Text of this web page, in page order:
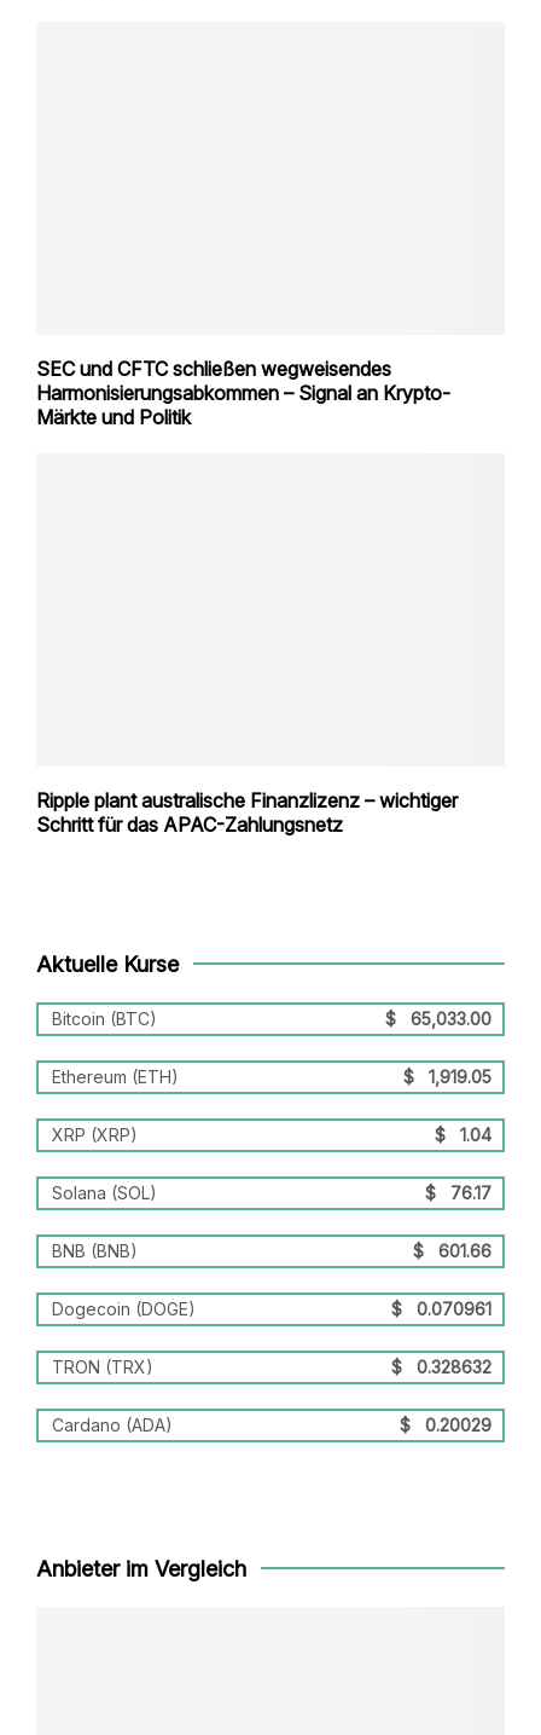
SEC und CFTC schließen wegweisendes
Harmonisierungsabkommen – Signal an Krypto-
Märkte und Politik
Ripple plant australische Finanzlizenz – wichtiger
Schritt für das APAC-Zahlungsnetz
Aktuelle Kurse
Bitcoin (BTC) $ 65,033.00
Ethereum (ETH) $ 1,919.05
XRP (XRP) $ 1.04
Solana (SOL) $ 76.17
BNB (BNB) $ 601.66
Dogecoin (DOGE) $ 0.070961
TRON (TRX) $ 0.328632
Cardano (ADA) $ 0.20029
Anbieter im Vergleich